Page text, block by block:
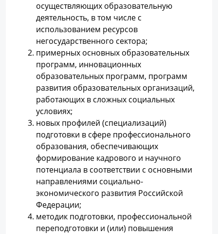
осуществляющих образовательную
деятельность, в том числе с
использованием ресурсов
негосударственного сектора;
примерных основных образовательных
программ, инновационных
образовательных программ, программ
развития образовательных организаций,
работающих в сложных социальных
условиях;
новых профилей (специализаций)
подготовки в сфере профессионального
образования, обеспечивающих
формирование кадрового и научного
потенциала в соответствии с основными
направлениями социально-
экономического развития Российской
Федерации;
методик подготовки, профессиональной
переподготовки и (или) повышения